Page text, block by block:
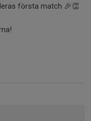
första match 🎉👏